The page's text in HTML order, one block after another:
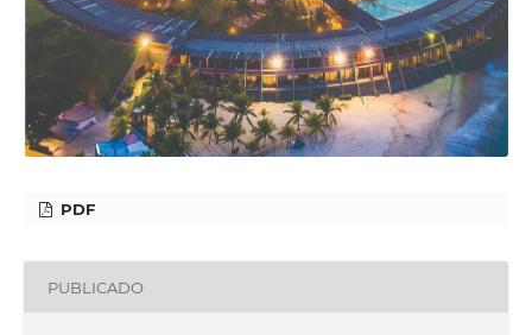
PDF
PUBLICADO